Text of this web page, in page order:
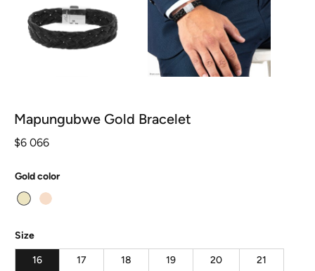
Mapungubwe Gold Bracelet
$6 066
Gold color
Size
16 17 18 19 20 21